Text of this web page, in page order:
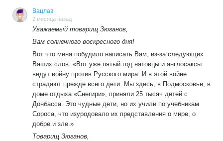
Вацлав
2 месяца назад
Уважаемый товарищ Зюганов,
Вам солнечного воскресного дня!
Вот что меня побудило написать Вам, из-за следующих
Ваших слов: «Вот уже пятый год натовцы и англосаксы
ведут войну против Русского мира. И в этой войне
страдают прежде всего дети. Мы здесь, в Подмосковье, в
доме отдыха «Снегири», приняли 25 тысяч детей с
Донбасса. Это чудные дети, но их учили по учебникам
Сороса, что изуродовало их представления о мире, о
добре и зле.»
Товарищ Зюганов,